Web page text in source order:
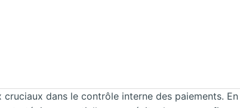
dans le contrôle interne des paiements.